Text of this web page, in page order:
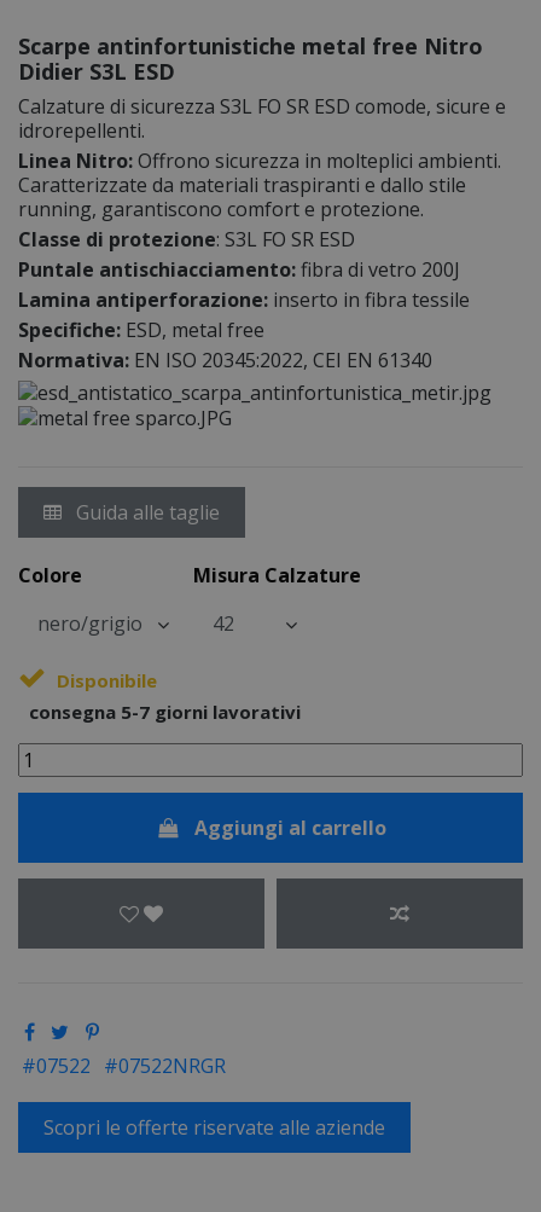
Scarpe antinfortunistiche metal free Nitro
Didier S3L ESD
Calzature di sicurezza S3L FO SR ESD comode, sicure e
idrorepellenti.
Linea Nitro:Offrono sicurezza in molteplici ambienti.
Caratterizzate da materiali traspiranti e dallo stile
running, garantiscono comfort e protezione.
Classe di protezione: S3L FO SR ESD
Puntale antischiacciamento:fibra di vetro 200J
Lamina antiperforazione: inserto in fibra tessile
Specifiche: ESD, metal free
Normativa: EN ISO 20345:2022, CEI EN 61340
Guida alle taglie
Colore Misura Calzature
Disponibile
consegna 5-7 giorni lavorativi
Aggiungi al carrello
07522 07522NRGR
Scopri le offerte riservate alle aziende